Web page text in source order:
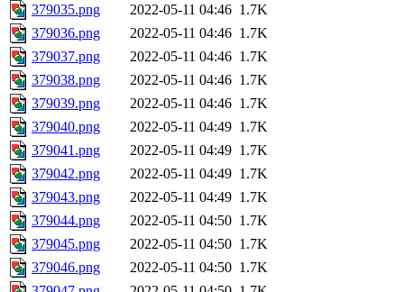
379035.png
2022-05-11 04:46 1.7K
379036.png
2022-05-11 04:46 1.7K
379037.png
2022-05-11 04:46 1.7K
379038.png
2022-05-11 04:46 1.7K
379039.png
2022-05-11 04:46 1.7K
379040.png
2022-05-11 04:49 1.7K
379041.png
2022-05-11 04:49 1.7K
379042.png
2022-05-11 04:49 1.7K
379043.png
2022-05-11 04:49 1.7K
379044.png
2022-05-11 04:50 1.7K
379045.png
2022-05-11 04:50 1.7K
379046.png
2022-05-11 04:50 1.7K